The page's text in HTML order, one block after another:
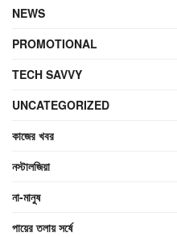
NEWS
PROMOTIONAL
TECH SAVVY
UNCATEGORIZED
কাজের খবর
নস্টালজিয়া
না-মানুষ
পায়ের তলায় সর্ষে